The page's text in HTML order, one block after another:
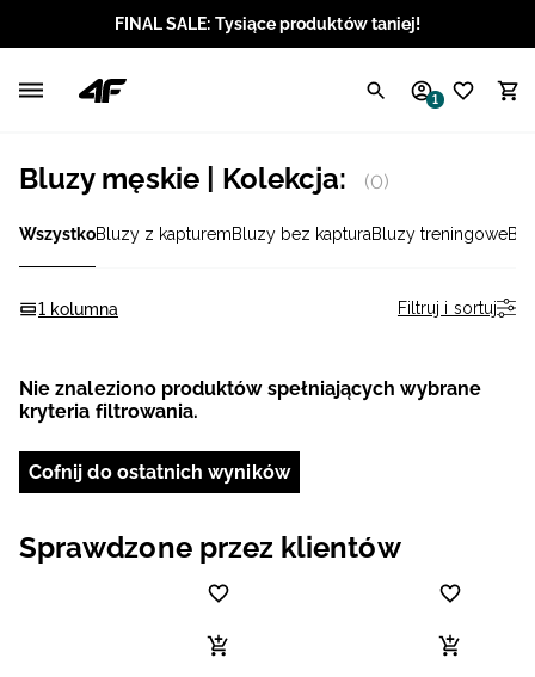
FINAL SALE: Tysiące produktów taniej!
1
Bluzy męskie | Kolekcja: (0)
WszystkoBluzy z kapturemBluzy bez kapturaBluzy treningowe
1 kolumna Filtruj i sortuj
Nie znaleziono produktów spełniających wybrane
kryteria filtrowania.
Cofnij do ostatnich wyników
Sprawdzone przez klientów
Angielski / USD
Angielski / GBP
Chorwacki / EUR
Łotewski / EUR
Niemiecki / EUR